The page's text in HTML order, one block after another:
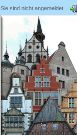
Sie sind nicht angemeldet.